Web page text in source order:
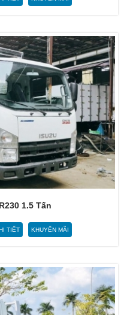
1.5 Tấn
TIẾT KHUYẾN MÃI